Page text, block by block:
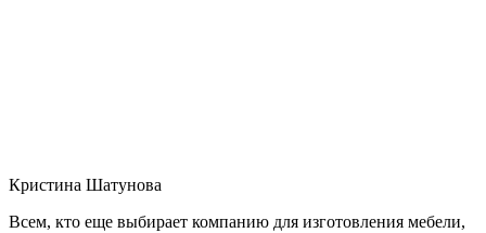
Кристина Шатунова
Всем, кто еще выбирает компанию для изготовления мебели,